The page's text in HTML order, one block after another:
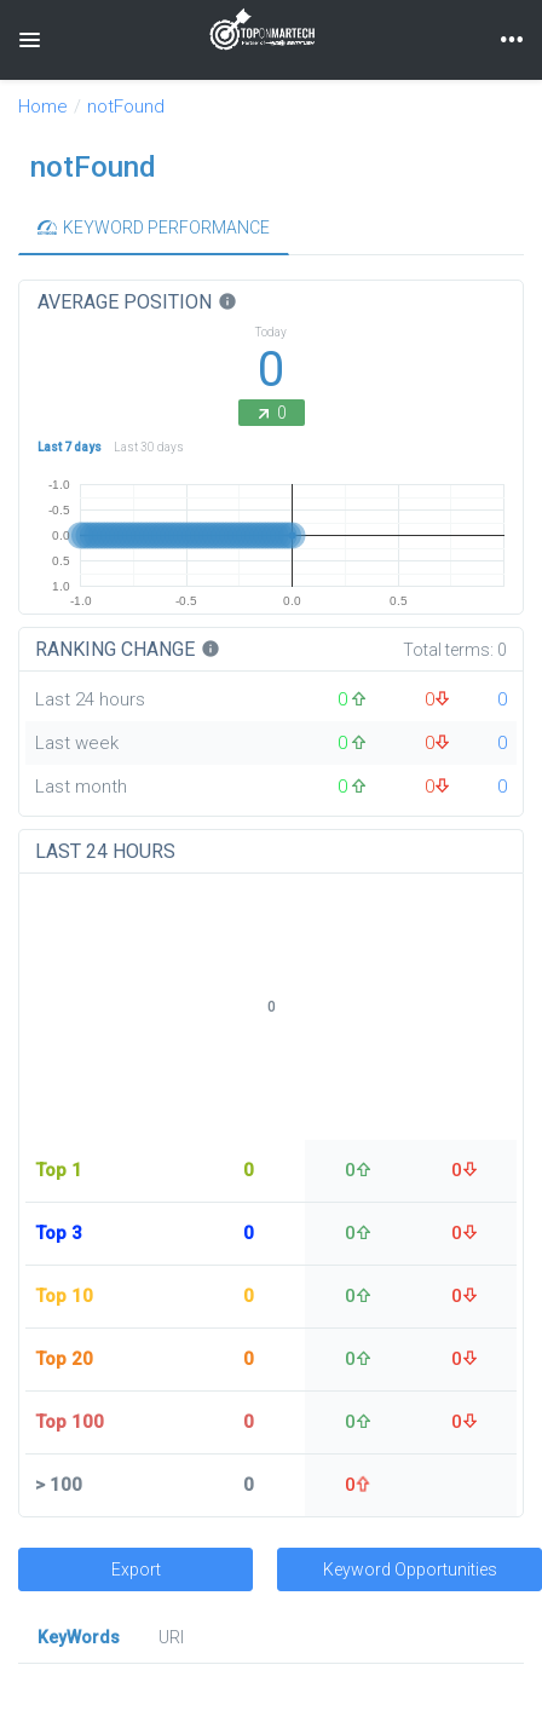
Toggle navigation
Home notFound
notFound
KEYWORD PERFORMANCE
AVERAGE POSITION info
Today
0
0
Last 7 days Last 30 days
-1.0 -0.5 0.0 0.5
-1.0
-0.5
0.0
0.5
1.0
RANKING CHANGE info Total terms: 0
Last 24 hours 0 0
0
Last week
0 0
0
Last month
0 0 0
LAST 24 HOURS
Top 1 0 0 0
Top 3 0 0 0
Top 10 0 0 0
Top 20 0 0 0
Top 100 0 0 0
>100 0 0
0
Export Keyword Opportunities
KeyWords
URl